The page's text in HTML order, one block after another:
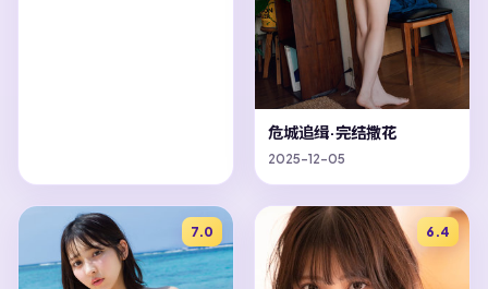
危城追缉·完结撒花
2025-12-05
7.0 6.4